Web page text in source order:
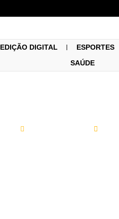
EDIÇÃO DIGITAL ESPORTES
SAÚDE